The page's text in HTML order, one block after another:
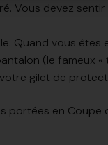
Vous devez
Quand vous
(le fameux «
gilet de
portées en